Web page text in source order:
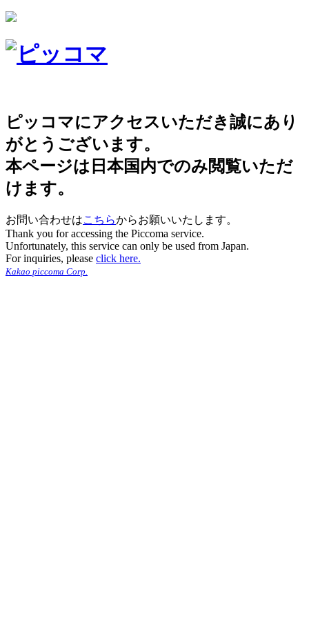
ピッコマにアクセスいただき誠にあり
がとうございます。
本ページは日本国内でのみ閲覧いただ
けます。
お問い合わせはこちらからお願いいたします。
Thank you for accessing the Piccoma service.
Unfortunately, this service can only be used from Japan.
For inquiries, please click here.
Kakao piccoma Corp.